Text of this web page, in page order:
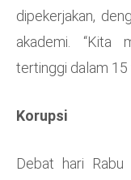
dipekerjakan,
akademi. “Kita
tertinggi dalam 15
Korupsi
Debat hari Rabu